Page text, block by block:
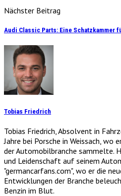
Nächster Beitrag
Audi Classic Parts: Eine Schatzkammer
Tobias Friedrich
Tobias Friedrich, Absolvent in
Jahre bei Porsche in Weissach, wo
der Automobilbranche sammelte.
und Leidenschaft auf seinem
"germancarfans.com", wo er die
Entwicklungen der Branche
Benzin im Blut.